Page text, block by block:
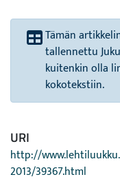
Tämän
tallennettu
kuitenkin olla
kokotekstiin.
URI
http://
2013/39367.html